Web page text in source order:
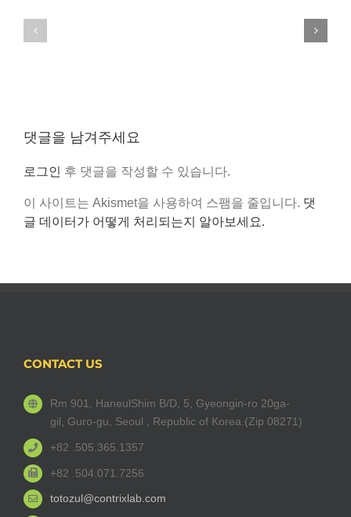
댓글을 남겨주세요
로그인 후 댓글을 작성할 수 있습니다.
이 사이트는 Akismet을 사용하여 스팸을 줄입니다. 댓
글 데이터가 어떻게 처리되는지 알아보세요.
CONTACT US
Rm 901, HaneulShim B/D, 5, Gyeongin-ro 20ga-
gil, Guro-gu, Seoul , Republic of Korea.(Zip 08271)
+82 .505.365.1357
+82 .504.071.7256
totozul@contrixlab.com